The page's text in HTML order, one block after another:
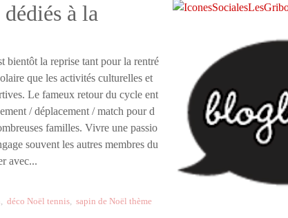
à la
bientôt la reprise tant pour la rentré
que les activités culturelles et
Le fameux retour du cycle ent
/ déplacement / match pour d
familles. Vivre une passio
souvent les autres membres du
avec...
, déco Noël tennis, sapin de Noël thème